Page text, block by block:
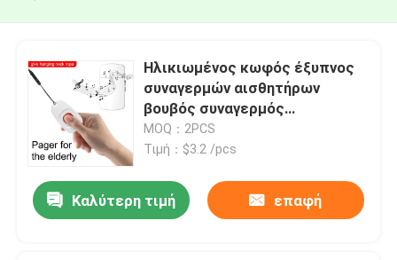
Ηλικιωμένος κωφός έξυπνος
συναγερμών αισθητήρων
βουβός συναγερμός
αισθητήρων κινήσεων
κουμπιών έξυπνος
MOQ：2PCS
Τιμή：$3.2 /pcs
Καλύτερη τιμή επαφή